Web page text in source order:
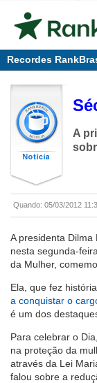
Recordes
A
Quando: 05/03/2012
A presidenta Dilma
nesta segunda-
da Mulher,
Ela, que fez
a conquistar o
é um dos
Para celebrar o
na proteção da
através da Lei
falou sobre a